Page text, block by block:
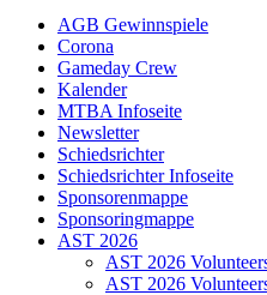
AGB Gewinnspiele
Corona
Gameday Crew
Kalender
MTBA Infoseite
Newsletter
Schiedsrichter
Schiedsrichter Infoseite
Sponsorenmappe
Sponsoringmappe
AST 2026
AST 2026
AST 2026